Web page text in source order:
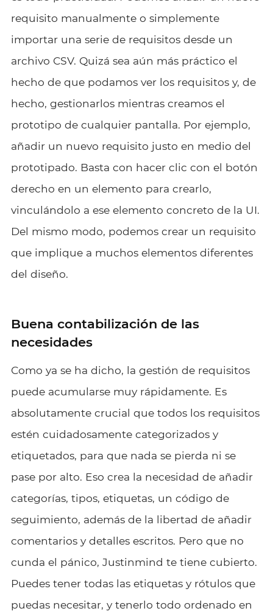
requisito manualmente o simplemente
importar una serie de requisitos desde un
archivo CSV. Quizá sea aún más práctico el
hecho de que podamos ver los requisitos y, de
hecho, gestionarlos mientras creamos el
prototipo de cualquier pantalla. Por ejemplo,
añadir un nuevo requisito justo en medio del
prototipado. Basta con hacer clic con el botón
derecho en un elemento para crearlo,
vinculándolo a ese elemento concreto de la UI.
Del mismo modo, podemos crear un requisito
que implique a muchos elementos diferentes
del diseño.
Buena contabilización de las
necesidades
Como ya se ha dicho, la gestión de requisitos
puede acumularse muy rápidamente. Es
absolutamente crucial que todos los requisitos
estén cuidadosamente categorizados y
etiquetados, para que nada se pierda ni se
pase por alto. Eso crea la necesidad de añadir
categorías, tipos, etiquetas, un código de
seguimiento, además de la libertad de añadir
comentarios y detalles escritos. Pero que no
cunda el pánico, Justinmind te tiene cubierto.
Puedes tener todas las etiquetas y rótulos que
puedas necesitar, y tenerlo todo ordenado en